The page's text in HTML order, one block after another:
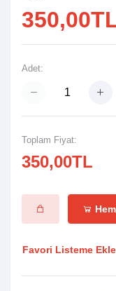
Adet:
Toplam Fiyat:
350,00TL
Favori Listeme Ekle